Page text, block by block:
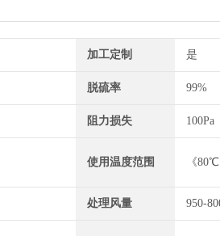
加工定制 是
脱硫率 99%
阻力损失 100Pa
使用温度范围 《80℃
处理风量 950-